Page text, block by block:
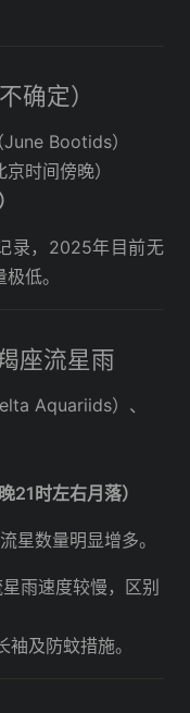
确定）
Bootids）
时间傍晚）
录，2025年目前无
低。
座流星雨
Aquariids）、
21时左右月落）
星数量明显增多。
雨速度较慢，区别
及防蚊措施。